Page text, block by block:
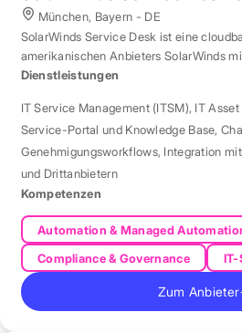
München, Bayern - DE
SolarWinds Service Desk ist eine
amerikanischen Anbieters SolarWinds
Prozessunterstützung.
Dienstleistungen
IT Service Management (ITSM), IT
Service-Portal und Knowledge Base,
Genehmigungsworkflows, Integration
und Drittanbietern
Kompetenzen
Automation & Managed
Compliance & Governance
IT-
Zum Anbieter